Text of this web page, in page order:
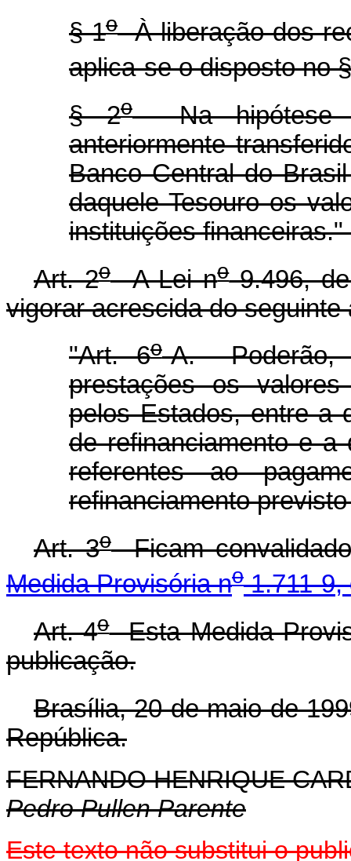
§ 1oÀ liberação dos
aplica-se o disposto no
§ 2oNa hipótese
anteriormente
Banco Central do
daquele Tesouro os
instituições financeiras."
Art. 2oA Lei no9.496,
vigorar acrescida do seguinte
"Art. 6o-A. Poderão,
prestações os valores
pelos Estados, entre a
de refinanciamento e
referentes ao
refinanciamento
Art. 3oFicam
Medida Provisória no1.711-9,
Art. 4oEsta Medida
publicação.
Brasília, 20 de maio de
República.
FERNANDO HENRIQUE
Pedro Pullen Parente
Este texto não substitui o